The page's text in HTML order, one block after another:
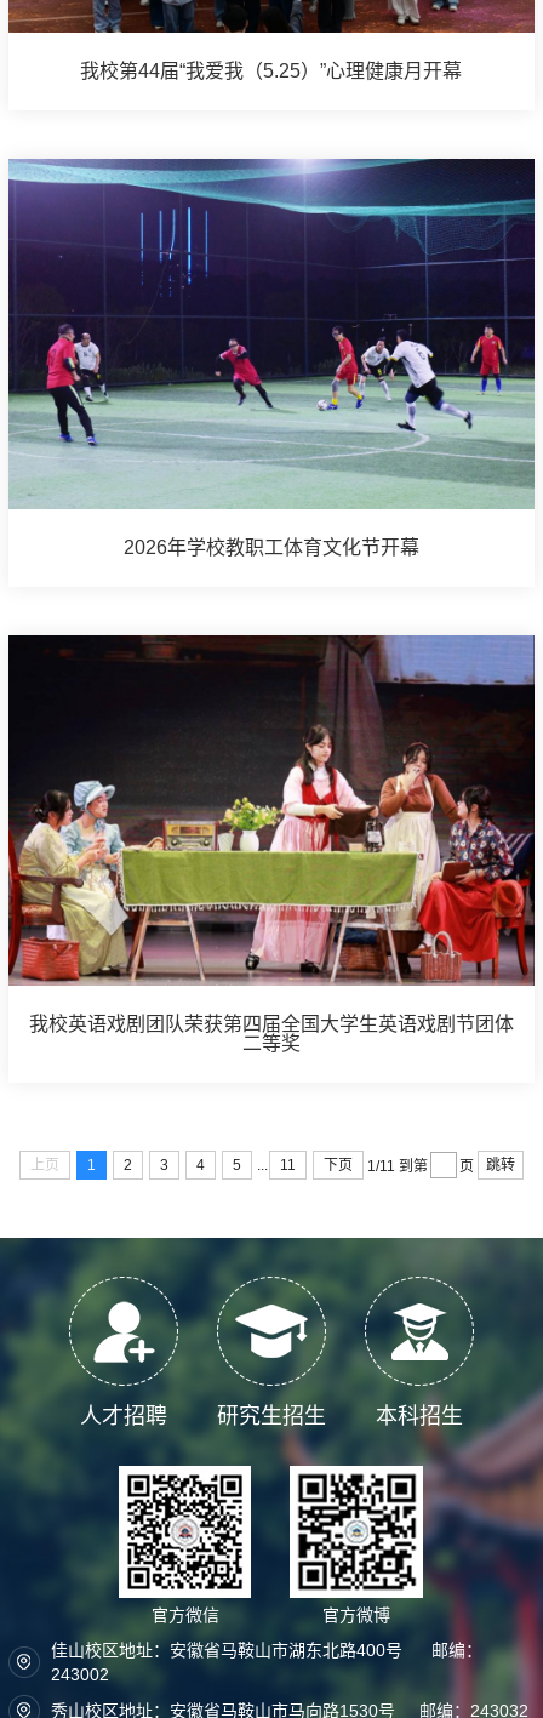
我校第44届“我爱我（5.25）”心理健康月开幕
2026年学校教职工体育文化节开幕
我校英语戏剧团队荣获第四届全国大学生英语戏剧节团体
二等奖
上页 1 2 3 4 5 11 下页 1/11 到第 页 跳转
本科招生
研究生招生
人才招聘
官方微信
官方微博
佳山校区地址：安徽省马鞍山市湖东北路400号 邮编：
243002
秀山校区地址：安徽省马鞍山市马向路1530号 邮编：243032